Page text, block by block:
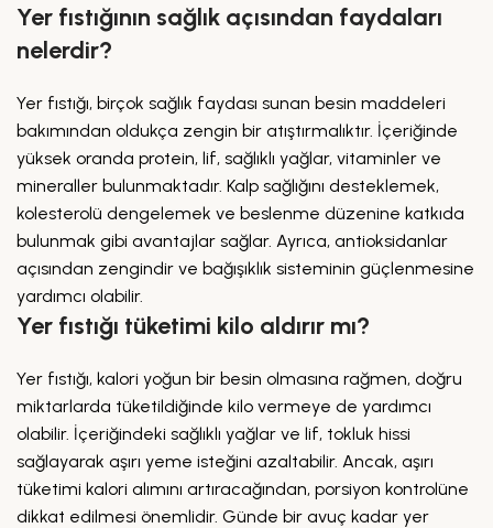
Yer fıstığının sağlık açısından faydaları
nelerdir?
Yer fıstığı, birçok sağlık faydası sunan besin maddeleri
bakımından oldukça zengin bir atıştırmalıktır. İçeriğinde
yüksek oranda protein, lif, sağlıklı yağlar, vitaminler ve
mineraller bulunmaktadır. Kalp sağlığını desteklemek,
kolesterolü dengelemek ve beslenme düzenine katkıda
bulunmak gibi avantajlar sağlar. Ayrıca, antioksidanlar
açısından zengindir ve bağışıklık sisteminin güçlenmesine
yardımcı olabilir.
Yer fıstığı tüketimi kilo aldırır mı?
Yer fıstığı, kalori yoğun bir besin olmasına rağmen, doğru
miktarlarda tüketildiğinde kilo vermeye de yardımcı
olabilir. İçeriğindeki sağlıklı yağlar ve lif, tokluk hissi
sağlayarak aşırı yeme isteğini azaltabilir. Ancak, aşırı
tüketimi kalori alımını artıracağından, porsiyon kontrolüne
dikkat edilmesi önemlidir. Günde bir avuç kadar yer